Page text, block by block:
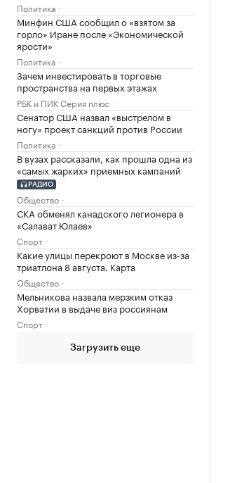
Политика
Минфин США сообщил о «взятом за
горло» Иране после «Экономической
ярости»
Политика
Зачем инвестировать в торговые
пространства на первых этажах
РБК и ПИК Серия плюс
Сенатор США назвал «выстрелом в
ногу» проект санкций против России
Политика
В вузах рассказали, как прошла одна из
«самых жарких» приемных кампаний
РАДИО
Общество
СКА обменял канадского легионера в
«Салават Юлаев»
Спорт
Какие улицы перекроют в Москве из-за
триатлона 8 августа. Карта
Общество
Мельникова назвала мерзким отказ
Хорватии в выдаче виз россиянам
Спорт
Загрузить еще